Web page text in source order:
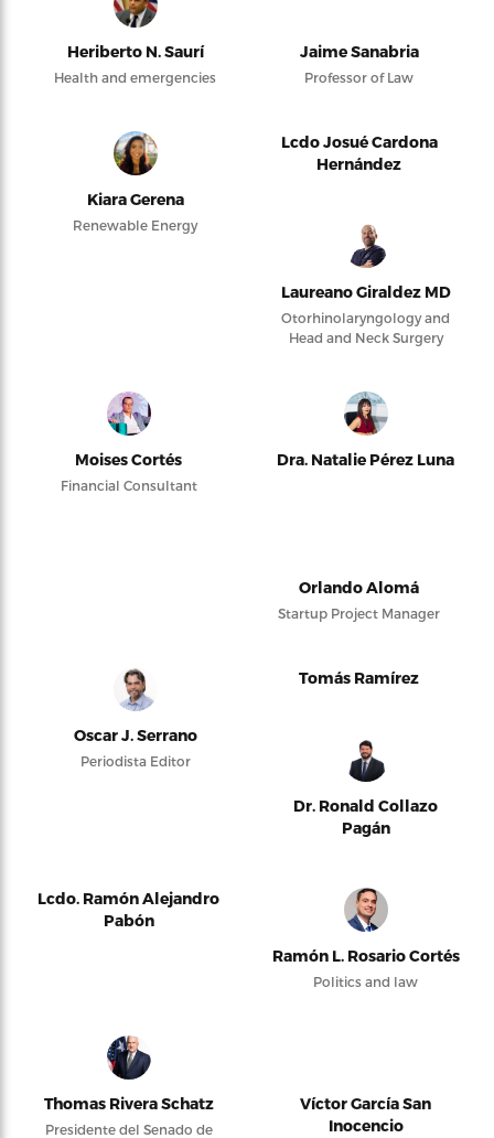
Heriberto N. Saurí
Health and emergencies
Jaime Sanabria
Professor of Law
Kiara Gerena
Renewable Energy
Lcdo Josué Cardona
Hernández
Laureano Giraldez MD
Otorhinolaryngology and
Head and Neck Surgery
Moises Cortés
Financial Consultant
Dra. Natalie Pérez Luna
Orlando Alomá
Startup Project Manager
Oscar J. Serrano
Periodista Editor
Tomás Ramírez
Dr. Ronald Collazo
Pagán
Lcdo. Ramón Alejandro
Pabón
Ramón L. Rosario Cortés
Politics and law
Thomas Rivera Schatz
Presidente del Senado de
Víctor García San
Inocencio